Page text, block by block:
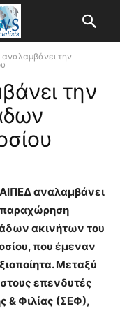
την
την
αναλαμβάνει
ακινήτων του
που έμεναν
Μεταξύ
επενδυτές
& Φιλίας (ΣΕΦ),